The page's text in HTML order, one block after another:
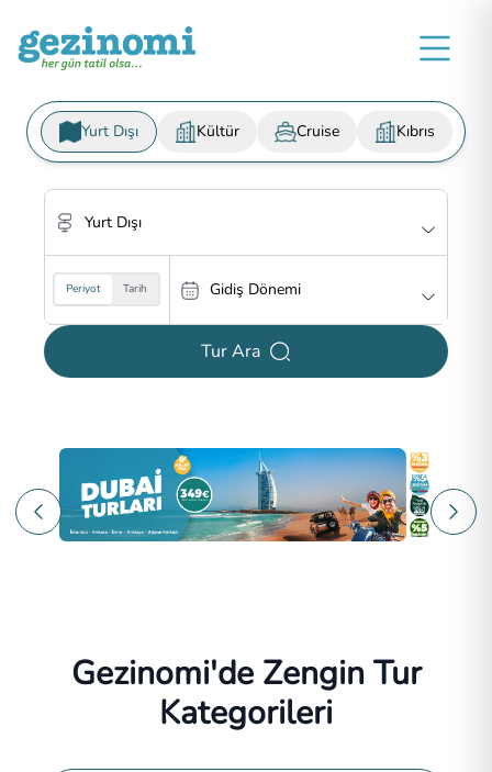
Yurt Dışı Kültür Cruise Kıbrıs
Yurt Dışı
Yurt Dışı
Periyot Tarih Gidiş Dönemi
Tur Ara
Gezinomi'de Zengin Tur
Kategorileri